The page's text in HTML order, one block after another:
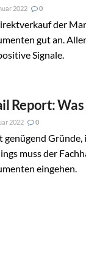
2022 0
der
gut an.
Signale.
Report:
2022 0
genügend
muss der
eingehen.